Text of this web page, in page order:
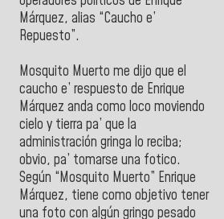
Márquez, alias “Caucho e’
Repuesto”.
Mosquito Muerto me dijo que el
caucho e’ respuesto de Enrique
Márquez anda como loco moviendo
cielo y tierra pa’ que la
administración gringa lo reciba;
obvio, pa’ tomarse una fotico.
Según “Mosquito Muerto” Enrique
Márquez, tiene como objetivo tener
una foto con algún gringo pesado